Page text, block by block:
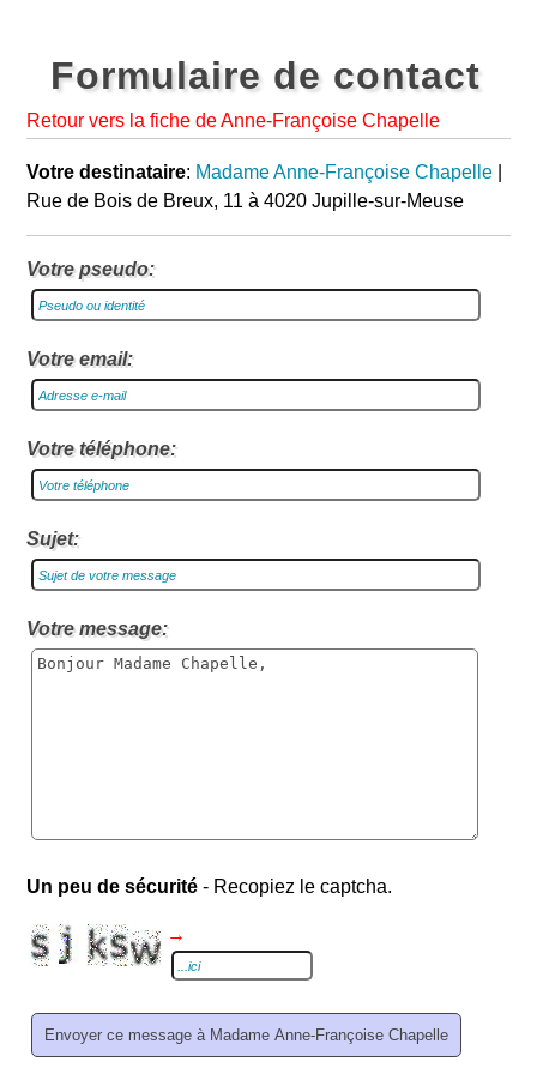
Formulaire de contact
Retour vers la fiche de Anne-Françoise Chapelle
Votre destinataire: Madame Anne-Françoise Chapelle
Rue de Bois de Breux, 11 à 4020 Jupille-sur-Meuse
Votre pseudo:
Votre email:
Votre téléphone:
Sujet:
Votre message:
Un peu de sécurité - Recopiez le captcha.
→